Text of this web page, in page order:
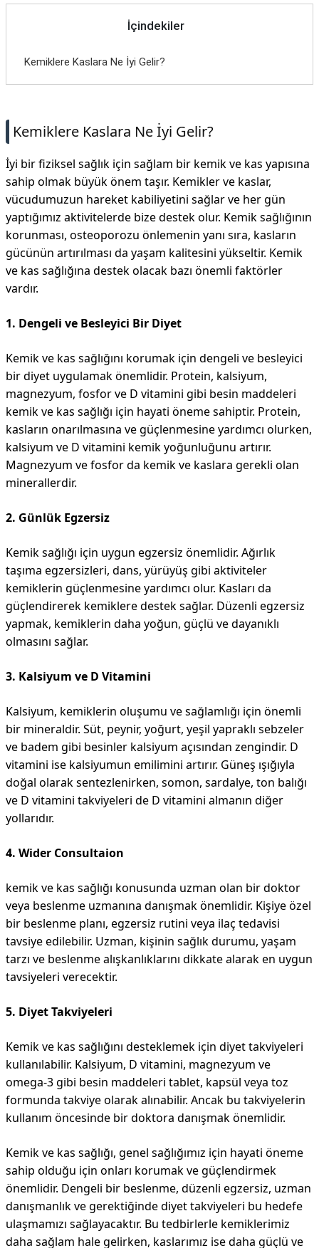
İçindekiler
Kemiklere Kaslara Ne İyi Gelir?
Kemiklere Kaslara Ne İyi Gelir?
İyi bir fiziksel sağlık için sağlam bir kemik ve kas yapısına
sahip olmak büyük önem taşır. Kemikler ve kaslar,
vücudumuzun hareket kabiliyetini sağlar ve her gün
yaptığımız aktivitelerde bize destek olur. Kemik sağlığının
korunması, osteoporozu önlemenin yanı sıra, kasların
gücünün artırılması da yaşam kalitesini yükseltir. Kemik
ve kas sağlığına destek olacak bazı önemli faktörler
vardır.
1. Dengeli ve Besleyici Bir Diyet
Kemik ve kas sağlığını korumak için dengeli ve besleyici
bir diyet uygulamak önemlidir. Protein, kalsiyum,
magnezyum, fosfor ve D vitamini gibi besin maddeleri
kemik ve kas sağlığı için hayati öneme sahiptir. Protein,
kasların onarılmasına ve güçlenmesine yardımcı olurken,
kalsiyum ve D vitamini kemik yoğunluğunu artırır.
Magnezyum ve fosfor da kemik ve kaslara gerekli olan
minerallerdir.
2. Günlük Egzersiz
Kemik sağlığı için uygun egzersiz önemlidir. Ağırlık
taşıma egzersizleri, dans, yürüyüş gibi aktiviteler
kemiklerin güçlenmesine yardımcı olur. Kasları da
güçlendirerek kemiklere destek sağlar. Düzenli egzersiz
yapmak, kemiklerin daha yoğun, güçlü ve dayanıklı
olmasını sağlar.
3. Kalsiyum ve D Vitamini
Kalsiyum, kemiklerin oluşumu ve sağlamlığı için önemli
bir mineraldir. Süt, peynir, yoğurt, yeşil yapraklı sebzeler
ve badem gibi besinler kalsiyum açısından zengindir. D
vitamini ise kalsiyumun emilimini artırır. Güneş ışığıyla
doğal olarak sentezlenirken, somon, sardalye, ton balığı
ve D vitamini takviyeleri de D vitamini almanın diğer
yollarıdır.
4. Wider Consultaion
kemik ve kas sağlığı konusunda uzman olan bir doktor
veya beslenme uzmanına danışmak önemlidir. Kişiye özel
bir beslenme planı, egzersiz rutini veya ilaç tedavisi
tavsiye edilebilir. Uzman, kişinin sağlık durumu, yaşam
tarzı ve beslenme alışkanlıklarını dikkate alarak en uygun
tavsiyeleri verecektir.
5. Diyet Takviyeleri
Kemik ve kas sağlığını desteklemek için diyet takviyeleri
kullanılabilir. Kalsiyum, D vitamini, magnezyum ve
omega-3 gibi besin maddeleri tablet, kapsül veya toz
formunda takviye olarak alınabilir. Ancak bu takviyelerin
kullanım öncesinde bir doktora danışmak önemlidir.
Kemik ve kas sağlığı, genel sağlığımız için hayati öneme
sahip olduğu için onları korumak ve güçlendirmek
önemlidir. Dengeli bir beslenme, düzenli egzersiz, uzman
danışmanlık ve gerektiğinde diyet takviyeleri bu hedefe
ulaşmamızı sağlayacaktır. Bu tedbirlerle kemiklerimiz
daha sağlam hale gelirken, kaslarımız ise daha güçlü ve